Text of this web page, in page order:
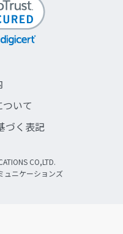
いて
づく表記
CO,LTD.
ュニケーションズ